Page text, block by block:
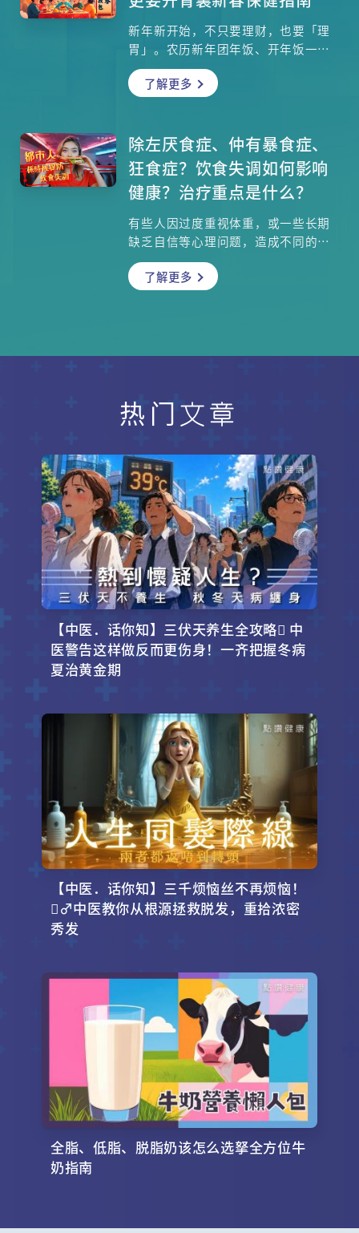
键知识，有助应对宝宝的发烧情况。
新年新开始，不只要理财，也要「理
胃」。农历新年团年饭、开年饭一餐
接一餐，过年期间大鱼大肉、甜品饮
品样样齐，虽然气氛欢乐，但不少人
于暴饮暴食和三餐不定时。想在新一
年告别「节日肠胃病」，从改变饮食
习惯开始就最实际。让我们从节庆饮
食陷阱谈起，并尝试两款简单又健康
的除腻食谱，让身体重新开机！守住
肠胃健康，就是新一年最实际的自我
投资。
了解更多
除左厌食症、仲有暴食症、
狂食症？饮食失调如何影响
健康？治疗重点是什么？
有些人因过度重视体重，或一些长期
缺乏自信等心理问题，造成不同的饮
食失调疾病，包括厌食症、暴食症和
狂食症，这三种患者会出现什么征
科专科张汉奇医生与心理学家陈颂恩
了解更多
热门文章
【中医．话你知】三伏天养生全攻略 中
医警告这样做反而更伤身！一齐把握冬病
夏治黄金期
【中医．话你知】三千烦恼丝不再烦恼！
‍♂️中医教你从根源拯救脱发，重拾浓密
秀发
全脂、低脂、脱脂奶该怎么选拏全方位牛
奶指南